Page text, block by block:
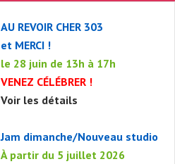
AU REVOIR CHER 303
et MERCI !
le 28 juin de 13h à 17h
VENEZ CÉLÉBRER !
Voir les détails
Jam dimanche/Nouveau studio
À partir du 5 juillet 2026